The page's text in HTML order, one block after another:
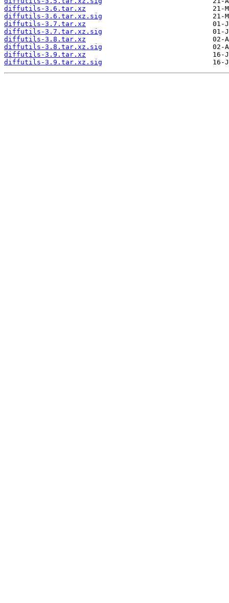
diffutils-3.6.tar.xz
diffutils-3.6.tar.xz.sig
diffutils-3.7.tar.xz
diffutils-3.7.tar.xz.sig
diffutils-3.8.tar.xz
diffutils-3.8.tar.xz.sig
diffutils-3.9.tar.xz
diffutils-3.9.tar.xz.sig